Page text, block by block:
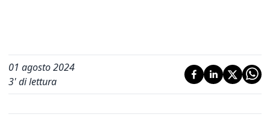
01 agosto 2024
3' di lettura